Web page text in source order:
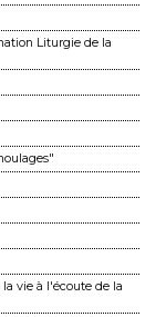
Liturgie de la
vie à l'écoute de la